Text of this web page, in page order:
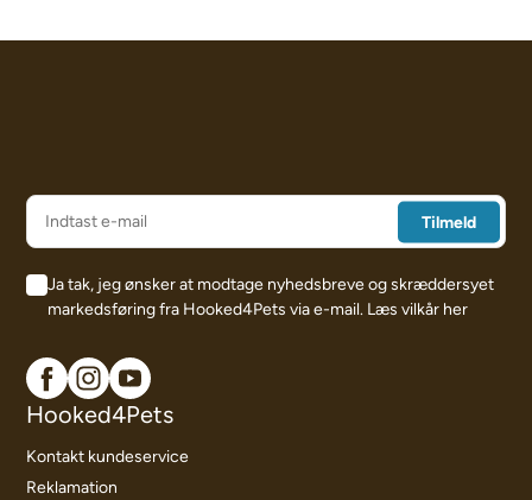
Ja tak, jeg ønsker at modtage nyhedsbreve og skræddersyet
markedsføring fra Hooked4Pets via e-mail. Læs vilkår her
Hooked4Pets
Kontakt kundeservice
Reklamation